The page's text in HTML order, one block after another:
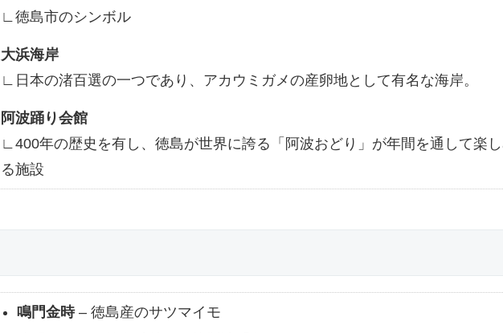
∟徳島市のシンボル
大浜海岸
∟日本の渚百選の一つであり、アカウミガメの産卵地として有名な海岸。
阿波踊り会館
∟400年の歴史を有し、徳島が世界に誇る「阿波おどり」が年間を通して楽
る施設
鳴門金時– 徳島産のサツマイモ